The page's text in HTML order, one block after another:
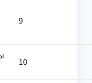
9
10